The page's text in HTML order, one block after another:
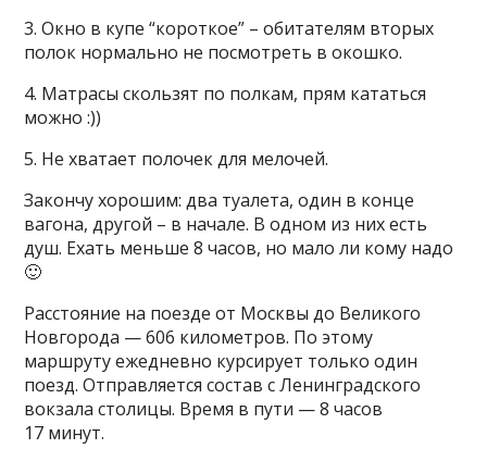
3. Окно в купе “короткое” – обитателям вторых
полок нормально не посмотреть в окошко.
4. Матрасы скользят по полкам, прям кататься
можно :))
5. Не хватает полочек для мелочей.
Закончу хорошим: два туалета, один в конце
вагона, другой – в начале. В одном из них есть
душ. Ехать меньше 8 часов, но мало ли кому надо
🙂
Расстояние на поезде от Москвы до Великого
Новгорода — 606 километров. По этому
маршруту ежедневно курсирует только один
поезд. Отправляется состав с Ленинградского
вокзала столицы. Время в пути — 8 часов
17 минут.